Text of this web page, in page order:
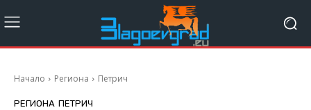
Начало Региона Петрич
РЕГИОНА ПЕТРИЧ